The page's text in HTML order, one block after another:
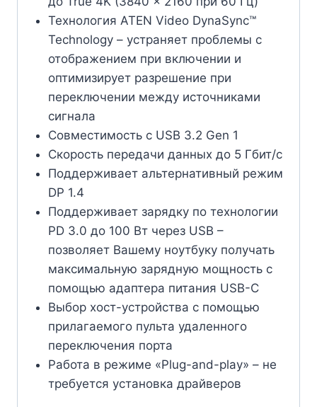
Технология ATEN Video DynaSync™
Technology – устраняет проблемы с
отображением при включении и
оптимизирует разрешение при
переключении между источниками
сигнала
Совместимость с USB 3.2 Gen 1
Скорость передачи данных до 5 Гбит/с
Поддерживает альтернативный режим
DP 1.4
Поддерживает зарядку по технологии
PD 3.0 до 100 Вт через USB –
позволяет Вашему ноутбуку получать
максимальную зарядную мощность с
помощью адаптера питания USB-C
Выбор хост-устройства с помощью
прилагаемого пульта удаленного
переключения порта
Работа в режиме «Plug-and-play» – не
требуется установка драйверов